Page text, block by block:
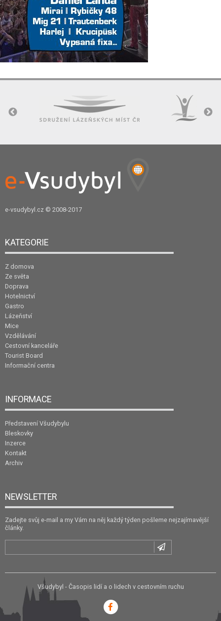
e-vsudybyl.cz © 2008-2017
KATEGORIE
Z domova
Ze světa
Doprava
Hotelnictví
Gastro
Lázeňství
Mice
Vzdělávání
Cestovní kanceláře
Tourist Board
Informační centra
INFORMACE
Představení Všudybylu
Bleskovky
Inzerce
Kontakt
Archiv
NEWSLETTER
Zadejte svůj e-mail a my Vám na něj každý týden pošleme nejzajímavější
články.
Všudybyl - Časopis lidí a o lidech v cestovním ruchu